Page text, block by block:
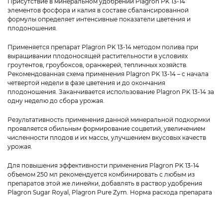
элементов фосфора и калия в составе сбалансированной
формулы определяет интенсивные показатели цветения и
плодоношения.
Применяется препарат Plagron PK 13-14 методом полива при
выращивании плодоносящей растительности в условиях
гроутентов, гроубоксов, оранжерей, тепличных хозяйств.
Рекомендованная схема применения Plagron PK 13-14 – с начала
четвертой недели в фазе цветения и до окончания
плодоношения. Заканчивается использование Plagron PK 13-14 за
одну неделю до сбора урожая.
Результативность применения данной минеральной подкормки
проявляется обильным формирование соцветий, увеличением
численности плодов и их массы, улучшением вкусовых качеств
урожая.
Для повышения эффективности применения Plagron PK 13-14
объемом 250 мл рекомендуется комбинировать с любым из
препаратов этой же линейки, добавлять в раствор удобрения
Plagron Sugar Royal, Plagron Pure Zym. Норма расхода препарата